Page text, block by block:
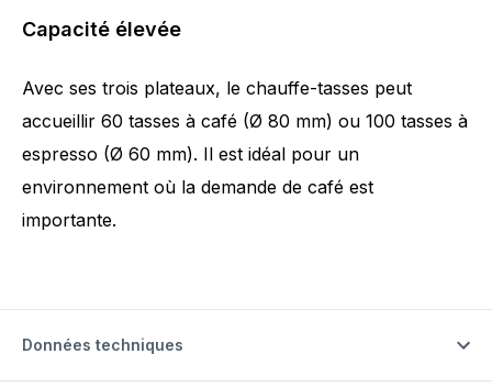
Capacité élevée
Avec ses trois plateaux, le chauffe-tasses peut
accueillir 60 tasses à café (Ø 80 mm) ou 100 tasses à
espresso (Ø 60 mm). Il est idéal pour un
environnement où la demande de café est
importante.
Données techniques